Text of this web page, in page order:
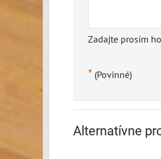
Zadajte prosím
* (Povinné)
Alternatívne